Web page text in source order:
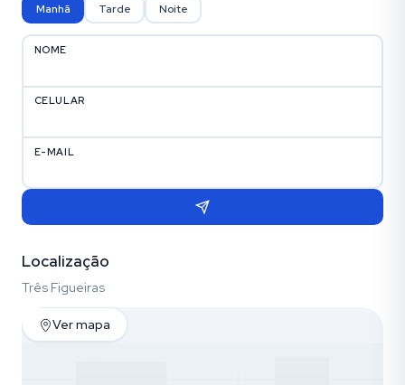
Manhã Tarde Noite
NOME
CELULAR
E-MAIL
Localização
Três Figueiras
Ver mapa